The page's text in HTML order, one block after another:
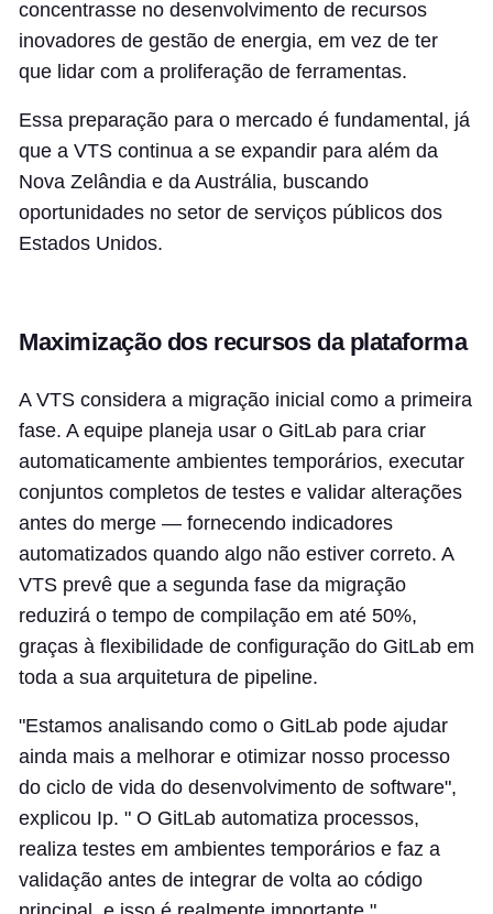
concentrasse no desenvolvimento de recursos
inovadores de gestão de energia, em vez de ter
que lidar com a proliferação de ferramentas.
Essa preparação para o mercado é fundamental, já
que a VTS continua a se expandir para além da
Nova Zelândia e da Austrália, buscando
oportunidades no setor de serviços públicos dos
Estados Unidos.
Maximização dos recursos da plataforma
A VTS considera a migração inicial como a primeira
fase. A equipe planeja usar o GitLab para criar
automaticamente ambientes temporários, executar
conjuntos completos de testes e validar alterações
antes do merge — fornecendo indicadores
automatizados quando algo não estiver correto. A
VTS prevê que a segunda fase da migração
reduzirá o tempo de compilação em até 50%,
graças à flexibilidade de configuração do GitLab em
toda a sua arquitetura de pipeline.
"Estamos analisando como o GitLab pode ajudar
ainda mais a melhorar e otimizar nosso processo
do ciclo de vida do desenvolvimento de software",
explicou Ip. " O GitLab automatiza processos,
realiza testes em ambientes temporários e faz a
validação antes de integrar de volta ao código